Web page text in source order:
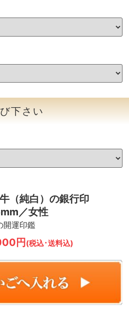
下さい
（純白）の銀行印
／女性
開運印鑑
円 (税込･送料込)